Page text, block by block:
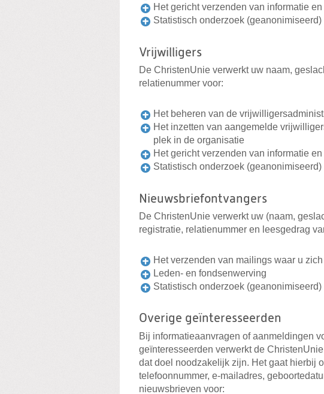
Het gericht verzenden van informatie
Statistisch onderzoek (geanonimiseerd)
Vrijwilligers
De ChristenUnie verwerkt uw naam,
relatienummer voor:
Het beheren van de
Het inzetten van aangemelde
plek in de organisatie
Het gericht verzenden van informatie
Statistisch onderzoek (geanonimiseerd)
Nieuwsbriefontvangers
De ChristenUnie verwerkt uw (naam,
registratie, relatienummer en leesgedrag
Het verzenden van mailings waar u
Leden- en fondsenwerving
Statistisch onderzoek (geanonimiseerd)
Overige geïnteresseerden
Bij informatieaanvragen of aanmeldingen
geïnteresseerden verwerkt de
dat doel noodzakelijk zijn. Het gaat hierbij
telefoonnummer, e-mailadres,
nieuwsbrieven voor: